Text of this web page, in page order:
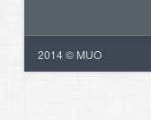
2014 © MUO